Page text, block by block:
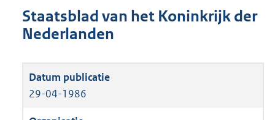
Staatsblad van het Koninkrijk der
Nederlanden
29-04-1986